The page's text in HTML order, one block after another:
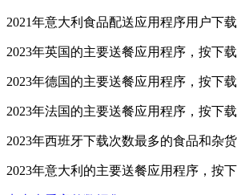
2021年意大利食品配送应用程序用户下
2023年英国的主要送餐应用程序，按下
2023年德国的主要送餐应用程序，按下
2023年法国的主要送餐应用程序，按下
2023年西班牙下载次数最多的食品和杂
2023年意大利的主要送餐应用程序，按